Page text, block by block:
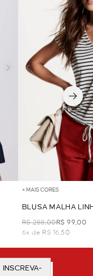
+ MAIS CORES
BLUSA MALHA
MARINHO
R$ 288,00R$ 99,00
6x de R$ 16,50
INSCREVA-